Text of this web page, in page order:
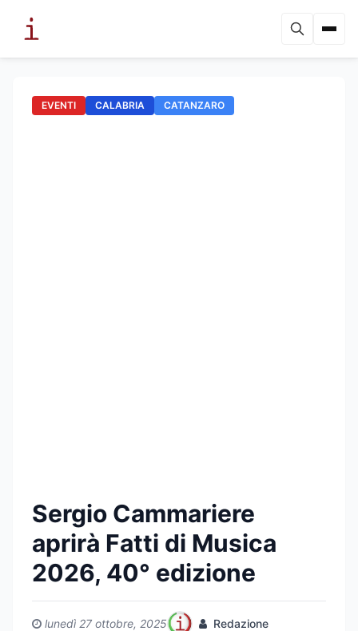
EVENTI CALABRIA CATANZARO
Sergio Cammariere
aprirà Fatti di Musica
2026, 40° edizione
lunedì 27 ottobre, 2025 Redazione